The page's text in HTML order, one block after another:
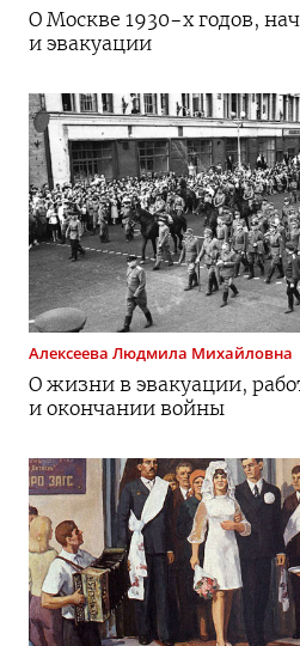
О Москве 1930-х годов,
и эвакуации
Алексеева Людмила Михайловна
О жизни в эвакуации,
и окончании войны